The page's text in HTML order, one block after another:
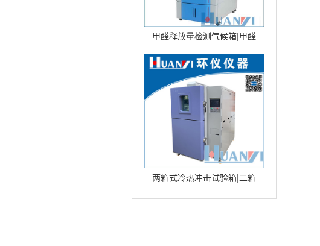
甲醛释放量检测气候箱|甲醛
环境气候箱|甲醛环境测试仓
型号：
两箱式冷热冲击试验箱|二箱
式冷热冲击试验箱|高低温冲